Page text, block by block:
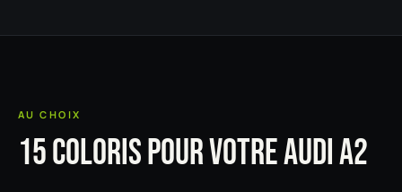
AU CHOIX
15 COLORIS POUR VOTRE AUDI A2